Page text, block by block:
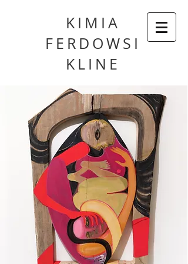
KIMIA
FERDOWSI
KLINE